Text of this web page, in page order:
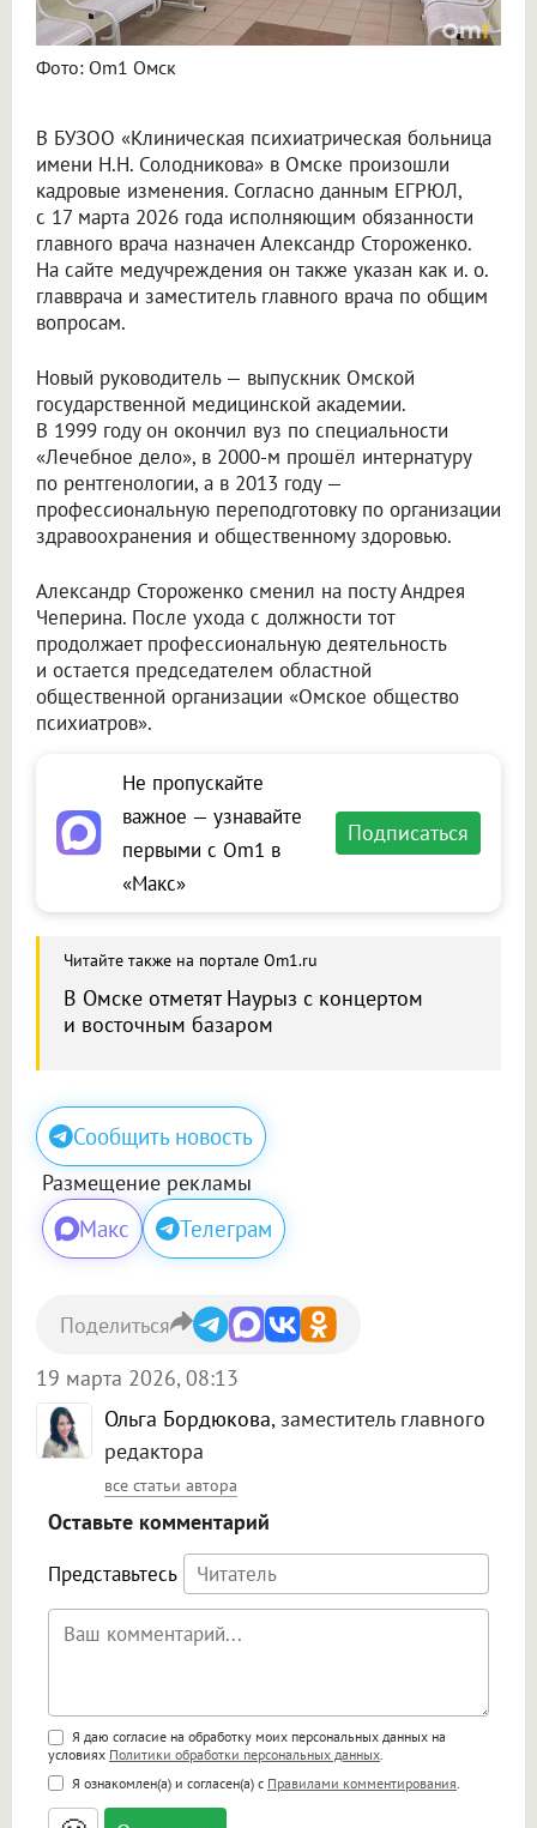
Фото: Om1 Омск
В БУЗОО «Клиническая психиатрическая больница
имени Н.Н. Солодникова» в Омске произошли
кадровые изменения. Согласно данным ЕГРЮЛ,
с 17 марта 2026 года исполняющим обязанности
главного врача назначен Александр Стороженко.
На сайте медучреждения он также указан как и. о.
главврача и заместитель главного врача по общим
вопросам.
Новый руководитель — выпускник Омской
государственной медицинской академии.
В 1999 году он окончил вуз по специальности
«Лечебное дело», в 2000-м прошёл интернатуру
по рентгенологии, а в 2013 году —
профессиональную переподготовку по организации
здравоохранения и общественному здоровью.
Александр Стороженко сменил на посту Андрея
Чеперина. После ухода с должности тот
продолжает профессиональную деятельность
и остается председателем областной
общественной организации «Омское общество
психиатров».
Не пропускайте
важное — узнавайте
первыми с Om1 в
«Макс»
Подписаться
Читайте также на портале Om1.ru
В Омске отметят Наурыз с концертом
и восточным базаром
Сообщить новость
Размещение рекламы
Макс Телеграм
Ольга Бордюкова, заместитель главного
редактора
все статьи автора
19 марта 2026, 08:13
Поделиться
Оставьте комментарий
Представьтесь
Поддержка HTML
<b>, <strong>, <u>, <i>, <em>, <s>, <big>,
<small>, <sup>, <sub>, <pre>, <ul>, <ol>, <li>,
<blockquote>, <code> экранирует HTML,
Я даю согласие на обработку моих персональных данных на
условиях Политики обработки персональных данных
Я ознакомлен(а) и согласен(а) с Правилами комментирования